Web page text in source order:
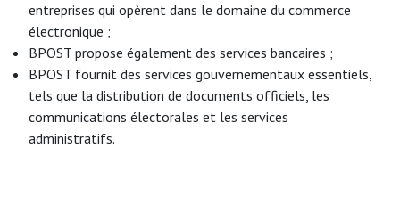
entreprises qui opèrent dans le domaine du commerce
électronique ;
BPOST propose également des services bancaires ;
BPOST fournit des services gouvernementaux essentiels,
tels que la distribution de documents officiels, les
communications électorales et les services
administratifs.